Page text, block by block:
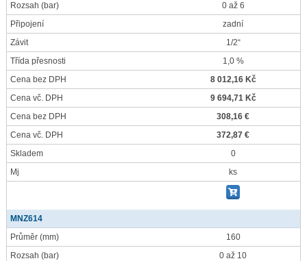
Rozsah (bar)
0 až 6
Připojení
zadní
Závit
1/2“
Třída přesnosti
1,0 %
Cena bez DPH
8 012,16 Kč
Cena vč. DPH
9 694,71 Kč
Cena bez DPH
308,16 €
Cena vč. DPH
372,87 €
Skladem
0
Mj
ks
MNZ614
Průměr (mm)
160
Rozsah (bar)
0 až 10